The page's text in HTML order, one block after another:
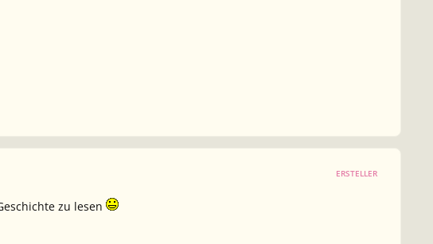
ERSTELLER
zu lesen